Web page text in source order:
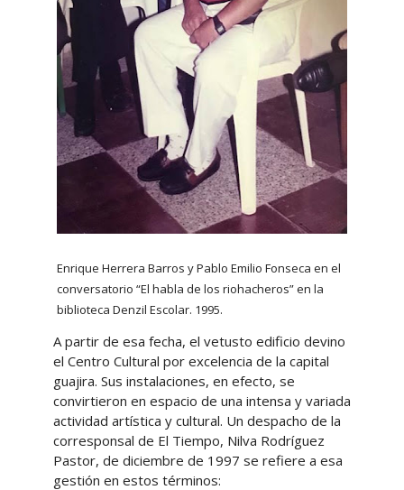
Enrique Herrera Barros y Pablo Emilio Fonseca en el
conversatorio “El habla de los riohacheros” en la
biblioteca Denzil Escolar. 1995.
A partir de esa fecha, el vetusto edificio devino
el Centro Cultural por excelencia de la capital
guajira. Sus instalaciones, en efecto, se
convirtieron en espacio de una intensa y variada
actividad artística y cultural. Un despacho de la
corresponsal de El Tiempo, Nilva Rodríguez
Pastor, de diciembre de 1997 se refiere a esa
gestión en estos términos: